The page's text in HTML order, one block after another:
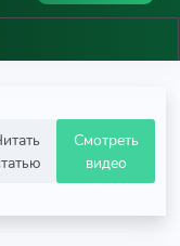
Смотреть
видео